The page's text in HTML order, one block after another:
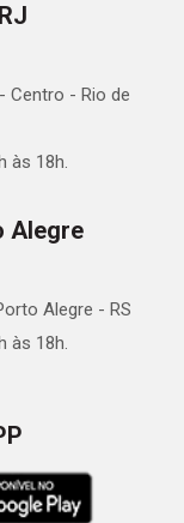
Centro - Rio de
às 18h.
Alegre
Alegre - RS
às 18h.